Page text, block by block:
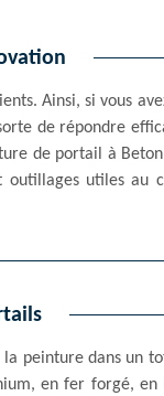
Ainsi, si vous
de répondre
de portail à Beton
utiles au
la peinture dans un
en fer forgé, en